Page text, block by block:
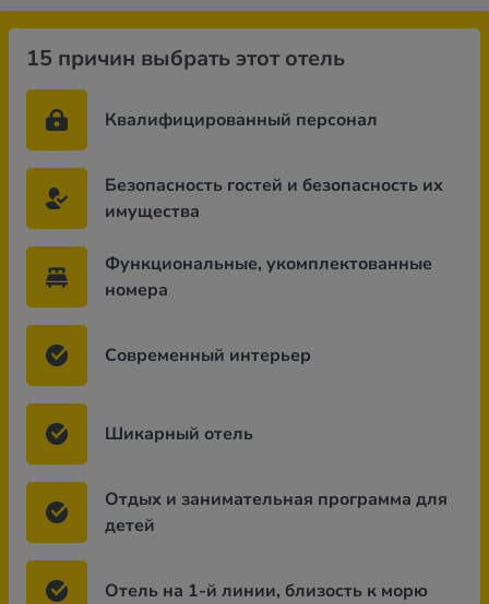
15 причин выбрать этот отель
Квалифицированный персонал
Безопасность гостей и безопасность их
имущества
Функциональные, укомплектованные
номера
Современный интерьер
Шикарный отель
Отдых и занимательная программа для
детей
Отель на 1-й линии, близость к морю